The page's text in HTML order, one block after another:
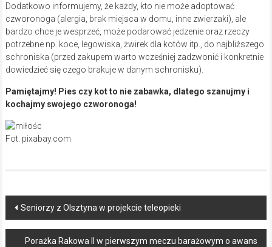
Dodatkowo informujemy, że każdy, kto nie może adoptować
czworonoga (alergia, brak miejsca w domu, inne zwierzaki), ale
bardzo chce je wesprzeć, może podarować jedzenie oraz rzeczy
potrzebne np. koce, legowiska, żwirek dla kotów itp., do najbliższego
schroniska (przed zakupem warto wcześniej zadzwonić i konkretnie
dowiedzieć się czego brakuje w danym schronisku).
Pamiętajmy! Pies czy kot to nie zabawka, dlatego szanujmy i
kochajmy swojego czworonoga!
Fot. pixabay.com
Post
navigation
Seniorzy z Olsztyna w projekcie teleopieki
Porażka Rakowa II w pierwszym meczu barażowym o awans